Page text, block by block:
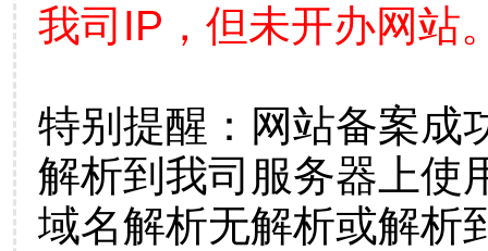
我司IP，但未开办网站
特别提醒：网站备案成
解析到我司服务器上使
域名解析无解析或解析